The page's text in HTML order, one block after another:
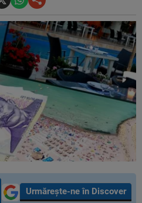
Urmărește-ne în Discover